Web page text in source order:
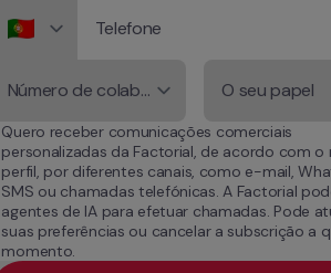
Telefone
Número de colaboradores O seu papel
Quero receber comunicações comerciais
personalizadas da Factorial, de acordo com o
perfil, por diferentes canais, como e-mail,
SMS ou chamadas telefónicas. A Factorial
agentes de IA para efetuar chamadas. Pode
suas preferências ou cancelar a subscrição a
momento.